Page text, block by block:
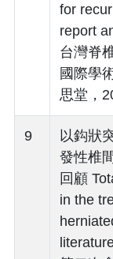
for
report
台灣脊
國際學
思堂，
9
以鈎狀
發性椎
回顧
in the